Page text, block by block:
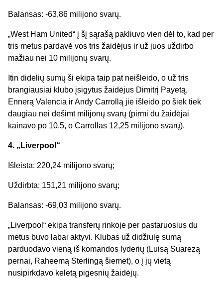
Balansas: -63,86 milijono svarų.
„West Ham United“ į šį sąrašą pakliuvo vien dėl to, kad per
tris metus pardavė vos tris žaidėjus ir už juos uždirbo
mažiau nei 10 milijonų svarų.
Itin didelių sumų ši ekipa taip pat neišleido, o už tris
brangiausiai klubo įsigytus žaidėjus Dimitrį Payetą,
Ennerą Valencia ir Andy Carrollą jie išleido po šiek tiek
daugiau nei dešimt milijonų svarų (pirmi du žaidėjai
kainavo po 10,5, o Carrollas 12,25 milijono svarų).
4. „Liverpool“
Išleista: 220,24 milijono svarų;
Uždirbta: 151,21 milijono svarų;
Balansas: -69,03 milijono svarų.
„Liverpool“ ekipa transferų rinkoje per pastaruosius du
metus buvo labai aktyvi. Klubas už didžiulę sumą
parduodavo vieną iš komandos lyderių (Luisą Suarezą
pernai, Raheemą Sterlingą šiemet), o į jų vietą
nusipirkdavo keletą pigesnių žaidėjų.